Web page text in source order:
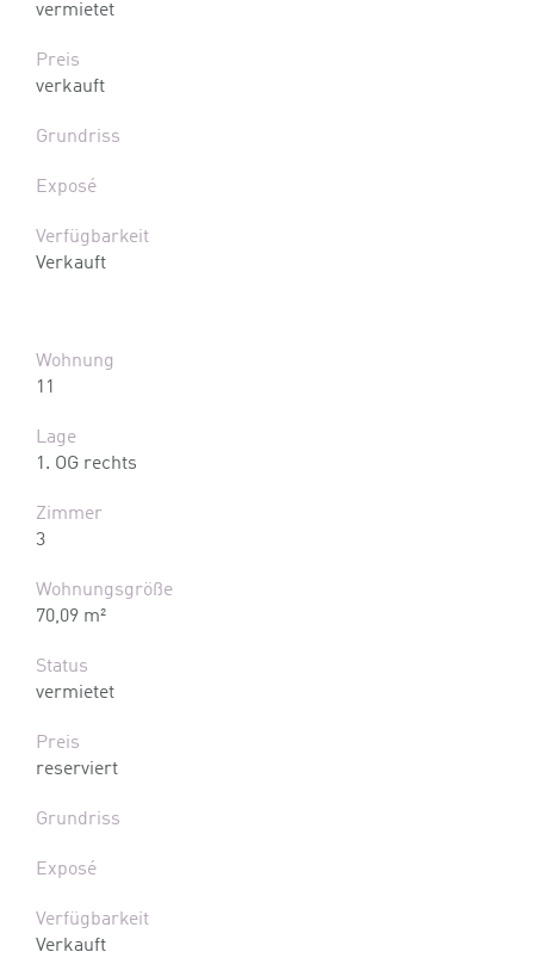
vermietet
Preis
verkauft
Grundriss
Exposé
Verfügbarkeit
Verkauft
Wohnung
11
Lage
1. OG rechts
Zimmer
3
Wohnungsgröße
70,09 m²
Status
vermietet
Preis
reserviert
Grundriss
Exposé
Verfügbarkeit
Verkauft